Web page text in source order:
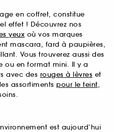
en coffret, constitue
effet ! Découvrez nos
yeux où vos marques
mascara, fard à paupières,
Vous trouverez aussi des
ou en format mini. Il y a
avec des rouges à lèvres et
assortiments pour le teint,
est aujourd’hui